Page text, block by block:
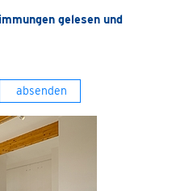
gelesen und
absenden